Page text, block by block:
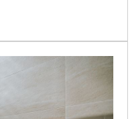
孩童免費入住」優
助餐廳早餐買一送一